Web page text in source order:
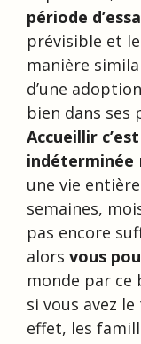
période
prévisible et
manière
d’une
bien dans ses
Accueillir
indéterminée
une vie
semaines,
pas encore
alors vous
monde par ce
si vous avez
effet, les